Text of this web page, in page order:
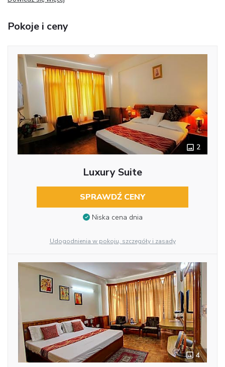
Pokoje i ceny
2
Luxury Suite
SPRAWDŹ CENY
Niska cena dnia
Udogodnienia w pokoju, szczegóły i zasady
4